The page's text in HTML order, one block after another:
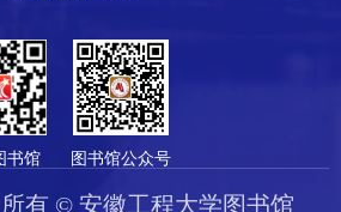
书馆 图书馆公众号
有 © 安徽工程大学图书馆